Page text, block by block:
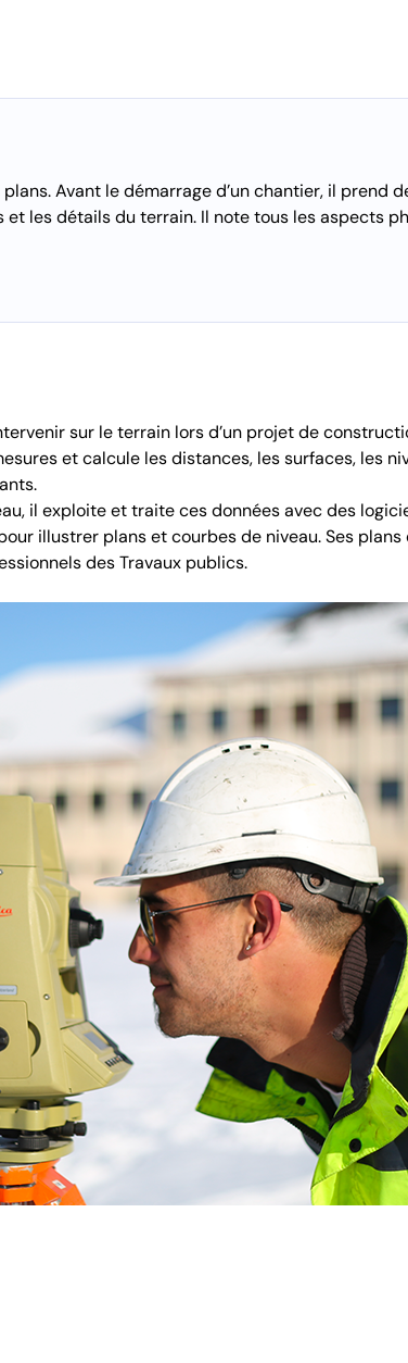
Avant le démarrage d’un chantier, il prend
les détails du terrain. Il note tous les aspects
sur le terrain lors d’un projet de
et calcule les distances, les surfaces, les
il exploite et traite ces données avec des
illustrer plans et courbes de niveau. Ses
des Travaux publics.